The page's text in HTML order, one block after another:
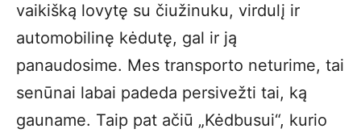
vaikišką lovytę su čiužinuku, virdulį ir
automobilinę kėdutę, gal ir ją
panaudosime. Mes transporto neturime, tai
senūnai labai padeda persivežti tai, ką
gauname. Taip pat ačiū „Kėdbusui“, kurio